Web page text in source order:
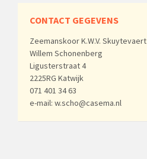
CONTACT GEGEVENS
Zeemanskoor K.W.V. Skuytevaert
Willem Schonenberg
Ligusterstraat 4
2225RG Katwijk
071 401 34 63
e-mail: w.scho@casema.nl